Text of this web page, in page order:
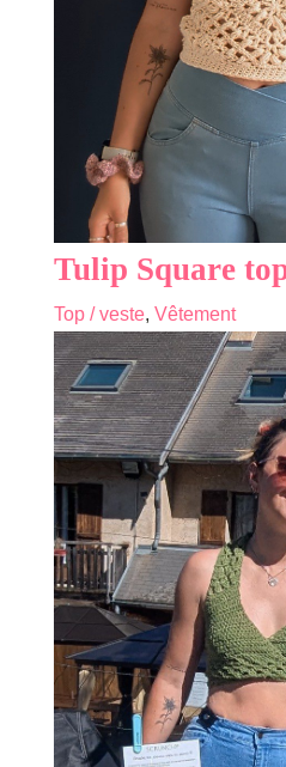
Tulip Square
Top / veste, Vêtement